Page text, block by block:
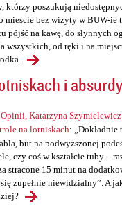
którzy poszukują
mieście bez wizyty w BUW-ie
pójść na kawę, do słynnych
wszystkich, od ręki i na
i
Katarzyna Szymielewicz
na lotniskach: „Dokładnie
but na podwyższonej
czy coś w kształcie tuby –
stracone 15 minut na
zupełnie niewidzialny”. A